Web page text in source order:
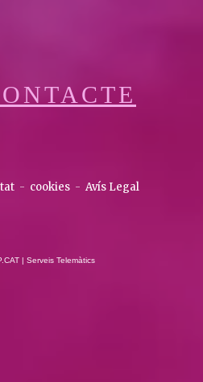
- cookies - Avís Legal
| Serveis Telemàtics